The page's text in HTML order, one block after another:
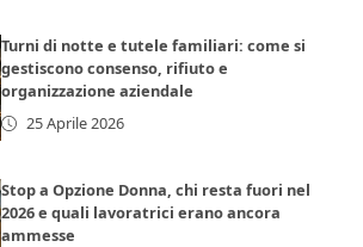
Turni di notte e tutele familiari: come si
gestiscono consenso, rifiuto e
organizzazione aziendale
25 Aprile 2026
Stop a Opzione Donna, chi resta fuori nel
2026 e quali lavoratrici erano ancora
ammesse